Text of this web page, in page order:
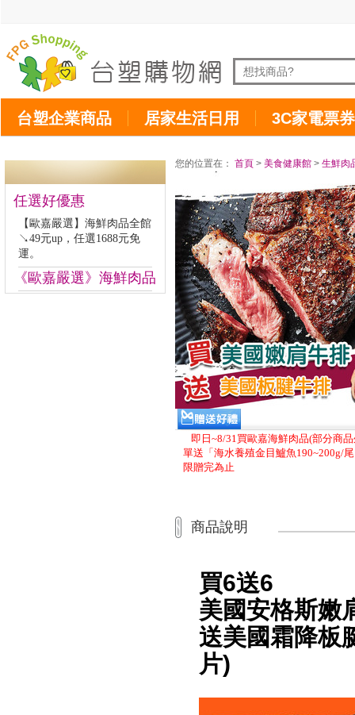
台塑企業商品 居家生活日用 3C家電票券
任選好優惠
【歐嘉嚴選】海鮮肉品全館
↘49元up，任選1688元免
運。
《歐嘉嚴選》海鮮肉品
您的位置在： 首頁 > 美食健康館 > 生鮮肉
即日~8/31買歐嘉海鮮肉品(部分商
單送「海水養殖金目鱸魚190~200g/
限贈完為止
商品說明
買6送6
美國安格斯嫩
送美國霜降板
片)